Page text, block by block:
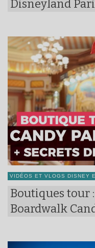
Disneyland
VIDÉOS ET VLOGS DISNEY
Boutiques tour
Boardwalk